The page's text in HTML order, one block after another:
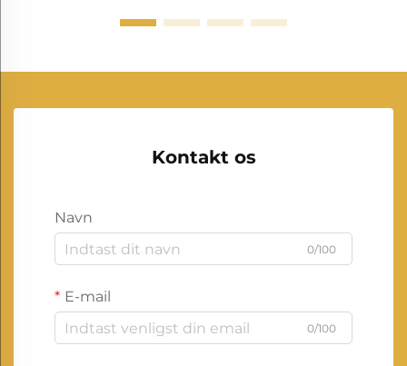
Kontakt os
Navn
0/100
E-mail
0/100